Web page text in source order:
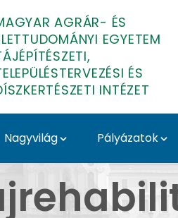
AGRÁR- ÉS
EGYETEM
ÉS
INTÉZET
Nagyvilág Pályázatok